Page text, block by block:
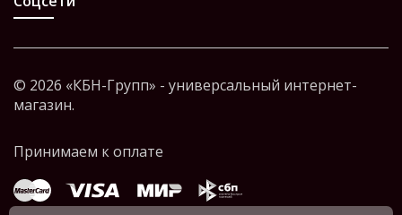
© 2026 «КБН-Групп» - универсальный интернет-
магазин.